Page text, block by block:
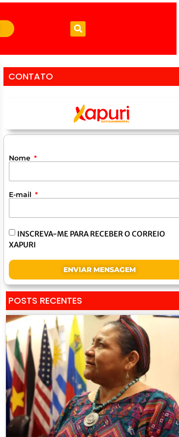
CONTATO
Nome
E-mail
INSCREVA-ME PARA RECEBER O CORREIO
XAPURI
ENVIAR MENSAGEM
POSTS RECENTES